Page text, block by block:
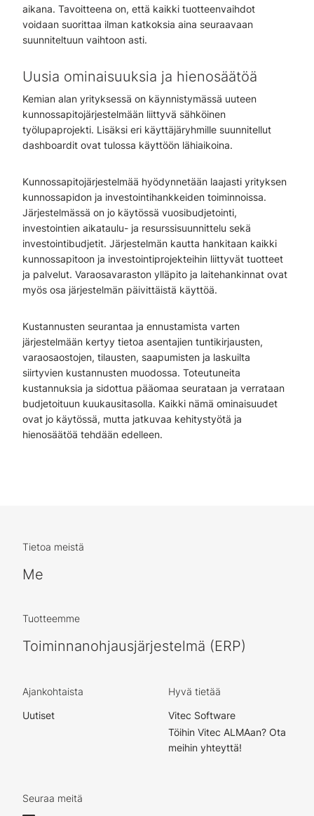
aikana. Tavoitteena on, että kaikki tuotteenvaihdot
voidaan suorittaa ilman katkoksia aina seuraavaan
suunniteltuun vaihtoon asti.
Uusia ominaisuuksia ja hienosäätöä
Kemian alan yrityksessä on käynnistymässä uuteen
kunnossapitojärjestelmään liittyvä sähköinen
työlupaprojekti. Lisäksi eri käyttäjäryhmille suunnitellut
dashboardit ovat tulossa käyttöön lähiaikoina.
Kunnossapitojärjestelmää hyödynnetään laajasti yrityksen
kunnossapidon ja investointihankkeiden toiminnoissa.
Järjestelmässä on jo käytössä vuosibudjetointi,
investointien aikataulu- ja resurssisuunnittelu sekä
investointibudjetit. Järjestelmän kautta hankitaan kaikki
kunnossapitoon ja investointiprojekteihin liittyvät tuotteet
ja palvelut. Varaosavaraston ylläpito ja laitehankinnat ovat
myös osa järjestelmän päivittäistä käyttöä.
Kustannusten seurantaa ja ennustamista varten
järjestelmään kertyy tietoa asentajien tuntikirjausten,
varaosaostojen, tilausten, saapumisten ja laskuilta
siirtyvien kustannusten muodossa. Toteutuneita
kustannuksia ja sidottua pääomaa seurataan ja verrataan
budjetoituun kuukausitasolla. Kaikki nämä ominaisuudet
ovat jo käytössä, mutta jatkuvaa kehitystyötä ja
hienosäätöä tehdään edelleen.
Tietoa meistä
Me
Tuotteemme
Toiminnanohjausjärjestelmä (ERP)
Ajankohtaista
Uutiset
Hyvä tietää
Vitec Software
Töihin Vitec ALMAan? Ota
meihin yhteyttä!
Seuraa meitä